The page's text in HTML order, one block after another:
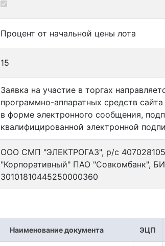
Процент от начальной цены лота
15
Заявка на участие в торгах
программно-аппаратных средств
в форме электронного сообщения,
квалифицированной электронной
ООО СМП "ЭЛЕКТРОГАЗ", р/с
"Корпоративный" ПАО "Совкомбанк",
30101810445250000360
Наименование документа ЭЦП